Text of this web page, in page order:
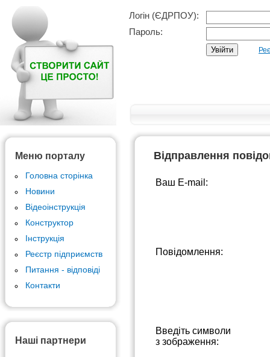
Логін (ЄДРПОУ):
Пароль:
Меню порталу
Головна сторінка
Новини
Відеоінструкція
Конструктор
Інструкція
Реєстр підприємств
Питання - відповіді
Контакти
Наші партнери
Відправлення
Ваш E-mail:
Повідомлення:
Введіть символи
з зображення: